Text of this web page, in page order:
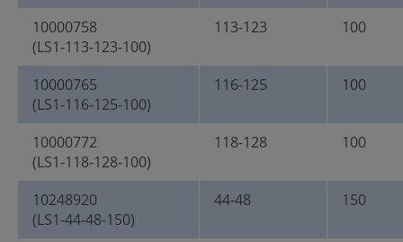
10000758
(LS1-113-123-100)
113-123 100
10000765
(LS1-116-125-100)
116-125 100
10000772
(LS1-118-128-100)
118-128 100
10248920
(LS1-44-48-150)
44-48 150